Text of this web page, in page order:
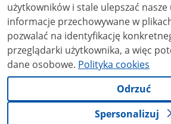
użytkowników i stale ulepszać nasze usługi.
informacje przechowywane w
pozwalać na identyfikację
przeglądarki użytkownika, a więc
dane osobowe. Polityka cookies
Odrzuć
Spersonalizuj